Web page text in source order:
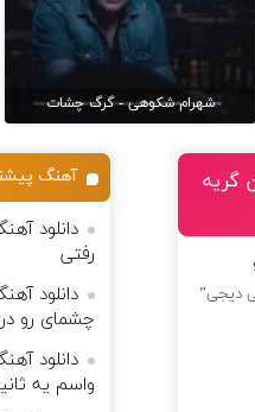
شهرام شکوهی - گرگ چشات
گریه
دیجی”
آهنگ
دانلود
رفتی
دانلود
چشمای رو
دانلود
واسم یه